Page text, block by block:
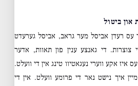
און ביטול
עס רעדן אביסל מער גראב, אביסל גערעדט
די גאנצע ענין פון תאוות, אדער
אקע ווערי נעגאטיוו טינג אין די וועלט.
איך נישט נאר די פרומע וועלט. אין די